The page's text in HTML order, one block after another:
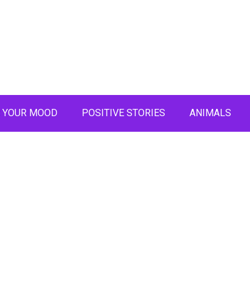
YOUR MOOD POSITIVE STORIES ANIMALS